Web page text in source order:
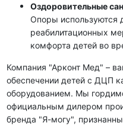
Оздоровительные
Опоры используются
реабилитационных
комфорта детей во
Компания "Арконт Мед" –
обеспечении детей с ДЦП
оборудованием. Мы
официальным дилером
бренда "Я-могу",